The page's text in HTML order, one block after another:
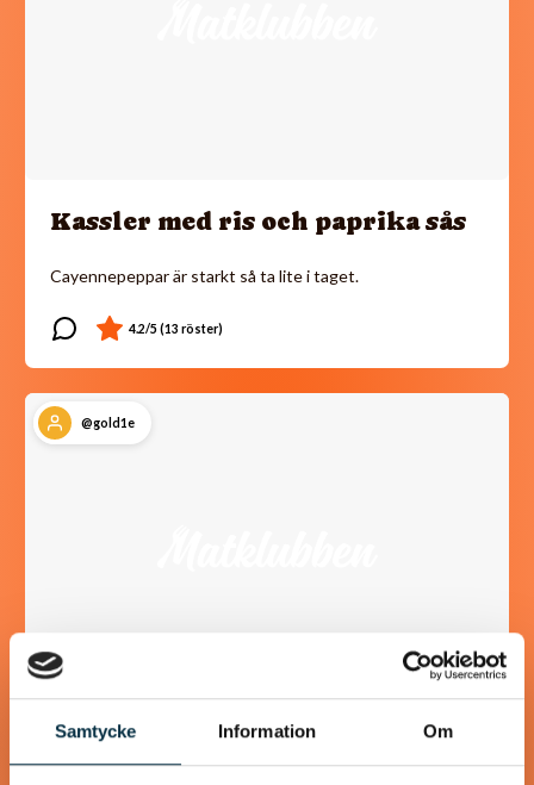
Samtycke Information Om
Kassler med ris och paprika sås
Cayennepeppar är starkt så ta lite i taget.
@gold1e
Köttfärskebab med hemmagjord